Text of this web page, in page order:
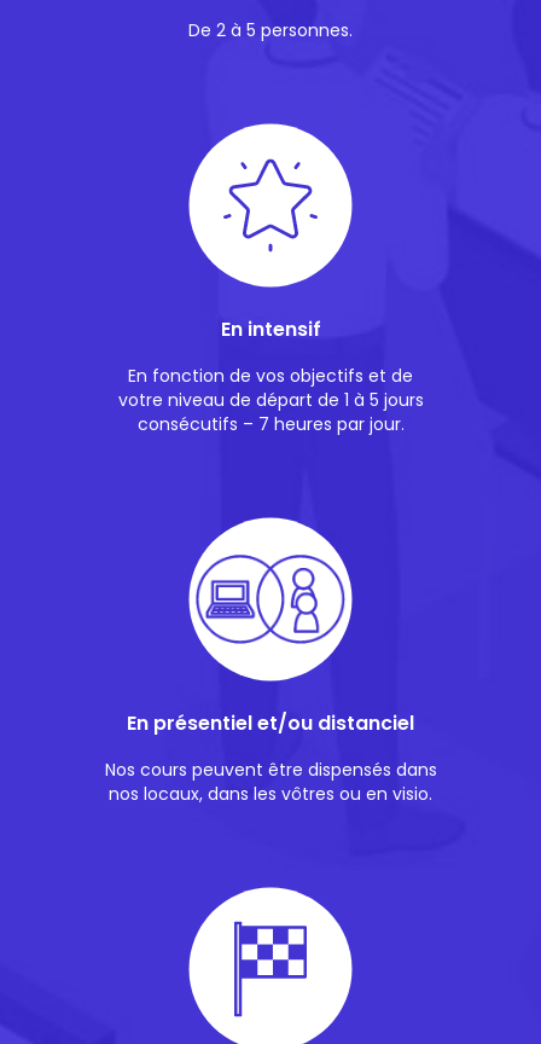
De 2 à 5 personnes.
En intensif
En fonction de vos objectifs et de
votre niveau de départ de 1 à 5 jours
consécutifs – 7 heures par jour.
En présentiel et/ou distanciel
Nos cours peuvent être dispensés dans
nos locaux, dans les vôtres ou en visio.